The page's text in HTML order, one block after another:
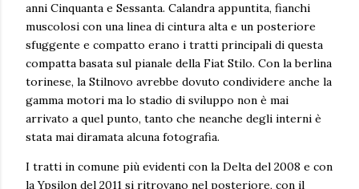
anni Cinquanta e Sessanta. Calandra appuntita, fianchi
muscolosi con una linea di cintura alta e un posteriore
sfuggente e compatto erano i tratti principali di questa
compatta basata sul pianale della Fiat Stilo. Con la berlina
torinese, la Stilnovo avrebbe dovuto condividere anche la
gamma motori ma lo stadio di sviluppo non è mai
arrivato a quel punto, tanto che neanche degli interni è
stata mai diramata alcuna fotografia.
I tratti in comune più evidenti con la Delta del 2008 e con
la Ypsilon del 2011 si ritrovano nel posteriore, con il